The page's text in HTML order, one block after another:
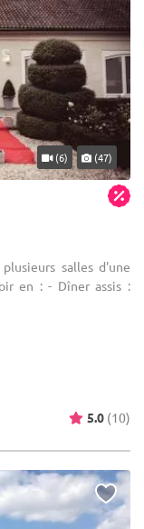
(6) (47)
salles d'une
en : - Dîner assis :
5.0 (10)